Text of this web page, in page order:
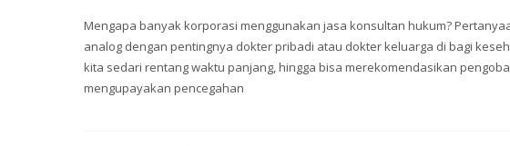
Mengapa banyak korporasi menggunakan jasa konsultan hukum?
analog dengan pentingnya dokter pribadi atau dokter keluarga di bagi
kita sedari rentang waktu panjang, hingga bisa merekomendasikan
mengupayakan pencegahan